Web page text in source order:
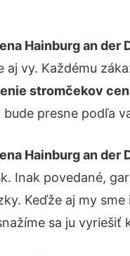
Hainburg an der
aj vy. Každému
stromčekov
presne podľa
Hainburg an der
Inak povedané,
Keďže aj my
sa ju vyriešiť